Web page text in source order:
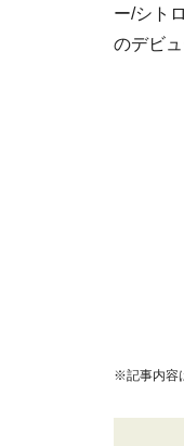
ー/シト
のデビ
※記事内容